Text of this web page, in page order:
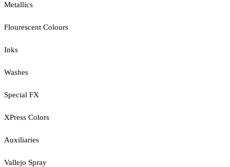
Metallics
Flourescent Colours
Inks
Washes
Special FX
XPress Colors
Auxiliaries
Vallejo Spray